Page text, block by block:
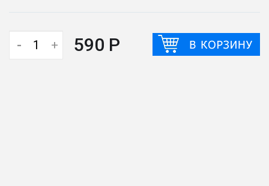
- + 590 Р